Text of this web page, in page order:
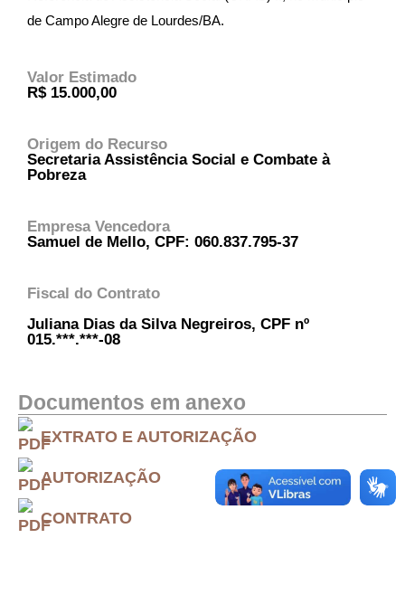
de Campo Alegre de Lourdes/BA.
Valor Estimado
R$ 15.000,00
Origem do Recurso
Secretaria Assistência Social e Combate à
Pobreza
Empresa Vencedora
Samuel de Mello, CPF: 060.837.795-37
Fiscal do Contrato
Juliana Dias da Silva Negreiros, CPF nº
015.***.***-08
Documentos em anexo
EXTRATO E AUTORIZAÇÃO
AUTORIZAÇÃO
CONTRATO